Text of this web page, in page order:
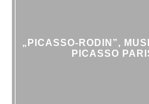
„PICASSO-RODIN”,
PICASSO